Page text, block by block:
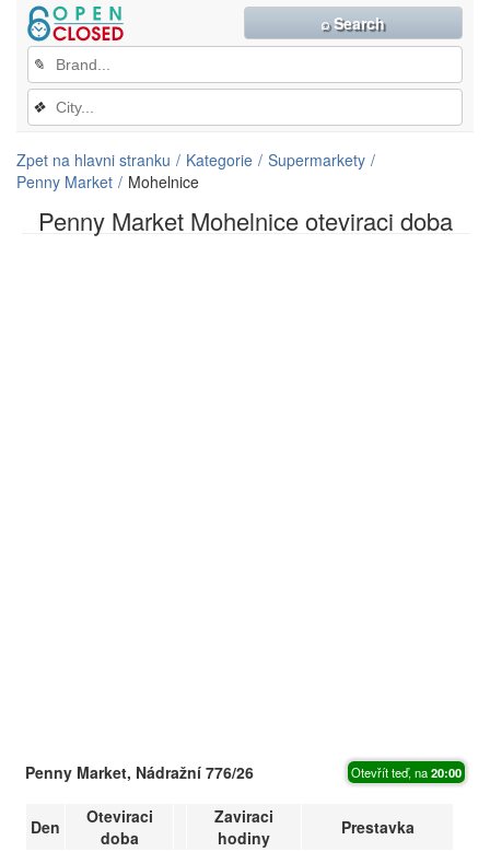
Penny Market Mohelnice oteviraci doba
✎
❖
⌕ Search
Zpet na hlavni stranku Kategorie
Supermarkety
Penny Market
Mohelnice
Penny Market, Nádražní 776/26 Otevřít teď, na20:00
Den
Oteviraci
doba
Zaviraci
hodiny
Prestavka